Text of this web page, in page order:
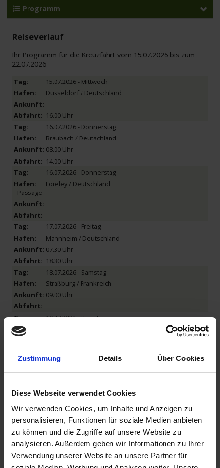
Zustimmung Details Über Cookies
Diese Webseite verwendet Cookies
Wir verwenden Cookies, um Inhalte und Anzeigen zu
personalisieren, Funktionen für soziale Medien anbieten
zu können und die Zugriffe auf unsere Website zu
analysieren. Außerdem geben wir Informationen zu Ihrer
Verwendung unserer Website an unsere Partner für
Programm
Reiseverlauf
Ihr Programm für die Kreuzfahrt vom 15.07.2026 bis zum
22.07.2026
15.07.2026 - Mittwoch
Düsseldorf / Deutschland
16.00 Uhr
16.07.2026 - Donnerstag
Braubach / Deutschland
08.00 Uhr
14.00 Uhr
16.07.2026 - Donnerstag
Loreley / Deutschland
- Passage -
17.07.2026 - Freitag
Mannheim / Deutschland
07.30 Uhr
18.30 Uhr
18.07.2026 - Samstag
Straßburg / Frankreich
09.00 Uhr
19.07.2026 - Sonntag
20.07.2026 - Montag
Rüdesheim am Rhein / Deutschland
14.00 Uhr
20.07.2026 - Montag
Königswinter / Deutschland
21.00 Uhr
21.07.2026 - Dienstag
Königswinter / Deutschland